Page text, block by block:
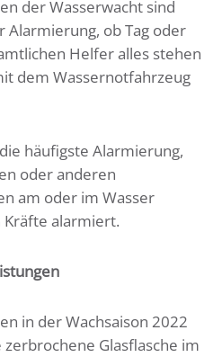
der Wasserwacht sind
Alarmierung, ob Tag oder
Helfer alles stehen
dem Wassernotfahrzeug
häufigste Alarmierung,
oder anderen
am oder im Wasser
Kräfte alarmiert.
in der Wachsaison 2022
Glasflasche im